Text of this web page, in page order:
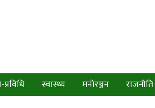
स्वास्थ्य मनोरञ्जन राजनीति